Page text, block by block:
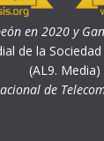
en 2020 y
de la
(AL9. Media)
de